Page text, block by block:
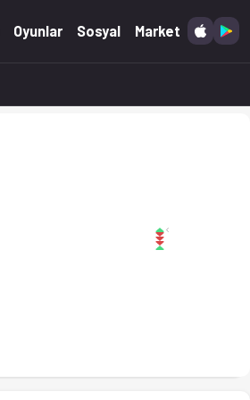
Oyunlar Sosyal Market